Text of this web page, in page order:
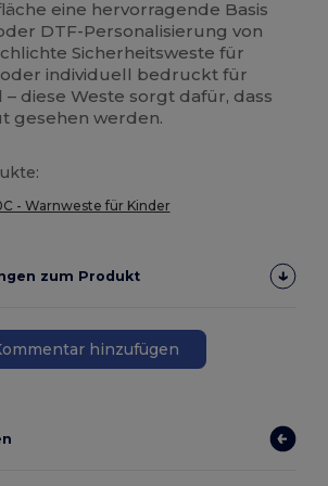
eine hervorragende Basis
DTF-Personalisierung von
Sicherheitsweste für
individuell bedruckt für
– diese Weste sorgt dafür, dass
gesehen werden.
- Warnweste für Kinder
zum Produkt
hinzufügen